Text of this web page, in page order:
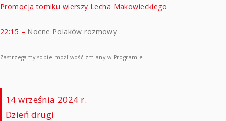
Promocja tomiku wierszy Lecha Makowieckiego
22:15 – Nocne Polaków rozmowy
Zastrzegamy sobie możliwość zmiany w Programie
14 września 2024 r.
Dzień drugi